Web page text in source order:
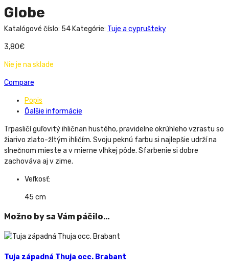
Globe
Katalógové číslo: 54 Kategórie: Tuje a cyprušteky
3,80€
Nie je na sklade
Compare
Popis
Ďalšie informácie
Trpasličí guľovitý ihličnan hustého, pravidelne okrúhleho vzrastu so
žiarivo zlato-žltým ihličím. Svoju peknú farbu si najlepšie udrží na
slnečnom mieste a v mierne vlhkej pôde. Sfarbenie si dobre
zachováva aj v zime.
Veľkosť:
45 cm
Možno by sa Vám páčilo…
Tuja západná Thuja occ. Brabant